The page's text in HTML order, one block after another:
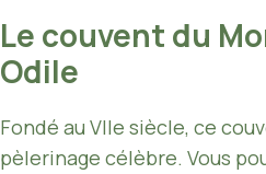
Le couvent du
Odile
Fondé au VIIe siècle, ce
pèlerinage célèbre. Vous